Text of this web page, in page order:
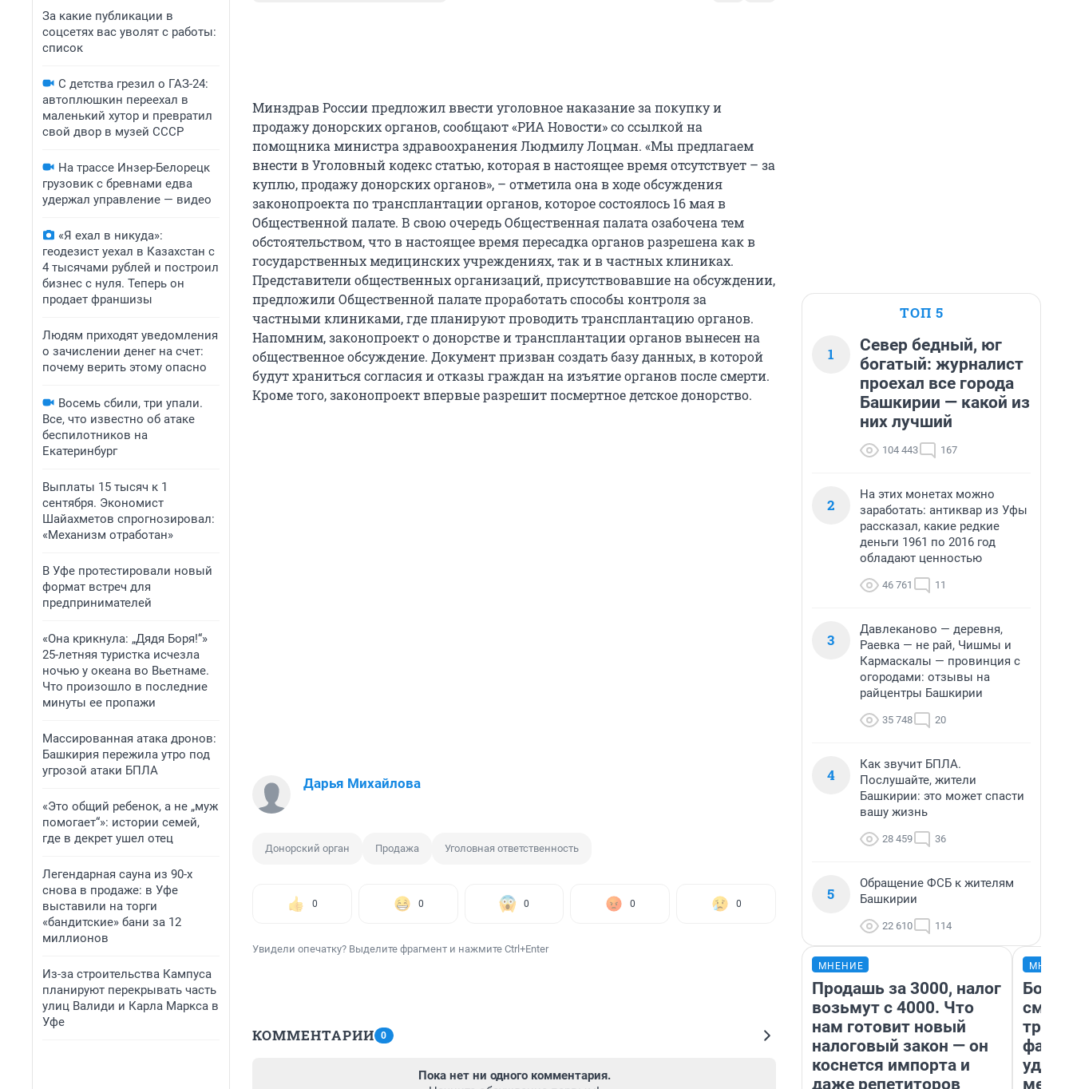
За какие публикации в
соцсетях вас уволят с работы:
список
С детства грезил о ГАЗ-24:
автоплюшкин переехал в
маленький хутор и превратил
свой двор в музей СССР
На трассе Инзер-Белорецк
грузовик с бревнами едва
удержал управление — видео
«Я ехал в никуда»:
геодезист уехал в Казахстан с
4 тысячами рублей и построил
бизнес с нуля. Теперь он
продает франшизы
Людям приходят уведомления
о зачислении денег на счет:
почему верить этому опасно
Восемь сбили, три упали.
Все, что известно об атаке
беспилотников на
Екатеринбург
Выплаты 15 тысяч к 1
сентября. Экономист
Шайахметов спрогнозировал:
«Механизм отработан»
В Уфе протестировали новый
формат встреч для
предпринимателей
«Она крикнула: „Дядя Боря!“»
25-летняя туристка исчезла
ночью у океана во Вьетнаме.
Что произошло в последние
минуты ее пропажи
Массированная атака дронов:
Башкирия пережила утро под
угрозой атаки БПЛА
«Это общий ребенок, а не „муж
помогает“»: истории семей,
где в декрет ушел отец
Легендарная сауна из 90-х
снова в продаже: в Уфе
выставили на торги
«бандитские» бани за 12
миллионов
Из-за строительства Кампуса
планируют перекрывать часть
улиц Валиди и Карла Маркса в
Уфе
Минздрав России предложил ввести уголовное наказание за покупку и
продажу донорских органов, сообщают «РИА Новости» со ссылкой на
помощника министра здравоохранения Людмилу Лоцман. «Мы предлагаем
внести в Уголовный кодекс статью, которая в настоящее время отсутствует – за
куплю, продажу донорских органов», – отметила она в ходе обсуждения
законопроекта по трансплантации органов, которое состоялось 16 мая в
Общественной палате. В свою очередь Общественная палата озабочена тем
обстоятельством, что в настоящее время пересадка органов разрешена как в
государственных медицинских учреждениях, так и в частных клиниках.
Представители общественных организаций, присутствовавшие на обсуждении,
предложили Общественной палате проработать способы контроля за
частными клиниками, где планируют проводить трансплантацию органов.
Напомним, законопроект о донорстве и трансплантации органов вынесен на
общественное обсуждение. Документ призван создать базу данных, в которой
будут храниться согласия и отказы граждан на изъятие органов после смерти.
Кроме того, законопроект впервые разрешит посмертное детское донорство.
Дарья Михайлова
Донорский орган Продажа Уголовная ответственность
0 0 0 0 0
Увидели опечатку? Выделите фрагмент и нажмите Ctrl+Enter
КОММЕНТАРИИ 0
Пока нет ни одного комментария.
ТОП 5
1
Север бедный, юг
богатый: журналист
проехал все города
Башкирии — какой из
них лучший
104 443 167
2
На этих монетах можно
заработать: антиквар из Уфы
рассказал, какие редкие
деньги 1961 по 2016 год
обладают ценностью
46 761 11
3
Давлеканово — деревня,
Раевка — не рай, Чишмы и
Кармаскалы — провинция с
огородами: отзывы на
райцентры Башкирии
35 748 20
4
Как звучит БПЛА.
Послушайте, жители
Башкирии: это может спасти
вашу жизнь
28 459 36
5
Обращение ФСБ к жителям
Башкирии
22 610 114
МНЕНИЕ
Продашь за 3000, налог
возьмут с 4000. Что
нам готовит новый
налоговый закон — он
коснется импорта и
даже репетиторов
месте